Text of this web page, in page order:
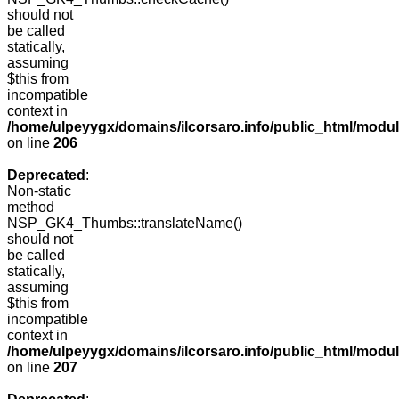
should not
be called
statically,
assuming
$this from
incompatible
context in
/home/ulpeyygx/domains/ilcorsaro.info/public_html/
on line 206
Deprecated :
Non-static
method
NSP_GK4_Thumbs::translateName()
should not
be called
statically,
assuming
$this from
incompatible
context in
/home/ulpeyygx/domains/ilcorsaro.info/public_html/
on line 207